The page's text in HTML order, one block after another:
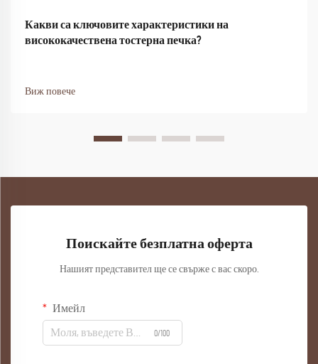
Какви са ключовите характеристики на
висококачествена тостерна печка?
Виж повече
Поискайте безплатна оферта
Нашият представител ще се свърже с вас скоро.
Имейл
0/100